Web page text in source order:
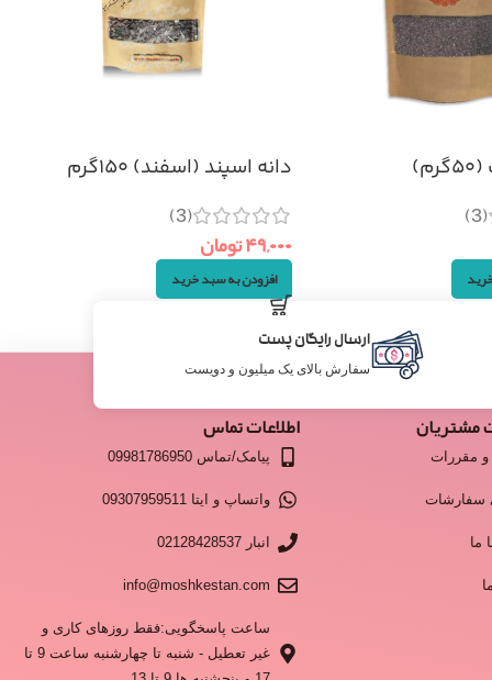
(3)
دانه اسپند (اسفند) ۱۵۰گرم
(3)
۴۹,۰۰۰تومان
افزودن به سبد خرید
ارسال رایگان پست
سفارش بالای یک میلیون و دویست
مشتریان
مقررات
سفارشات
ما
اطلاعات تماس
پیامک/تماس 09981786950
واتساپ و ایتا 09307959511
انبار 02128428537
info@moshkestan.com
ساعت پاسخگویی:فقط روزهای کاری و
غیر تعطیل - شنبه تا چهارشنبه ساعت 9 تا